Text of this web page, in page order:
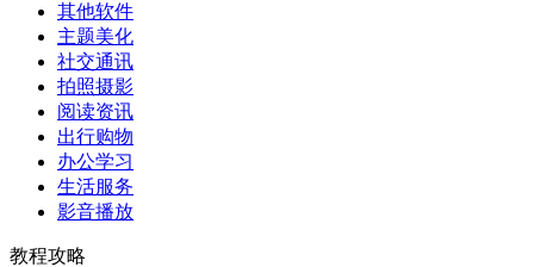
其他软件
主题美化
社交通讯
拍照摄影
阅读资讯
出行购物
办公学习
生活服务
影音播放
教程攻略